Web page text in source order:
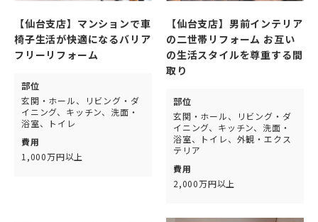
【仙台支店】マンションで車
椅子生活が快適になるバリア
フリーリフォーム
部位
玄関・ホール、リビング・ダ
イニング、キッチン、洗面・
浴室、トイレ
費用
1,000万円以上
【仙台支店】男前インテリア
の二世帯リフォーム お互い
の生活スタイルを尊重する間
取り
部位
玄関・ホール、リビング・ダ
イニング、キッチン、洗面・
浴室、トイレ、外観・エクス
テリア
費用
2,000万円以上